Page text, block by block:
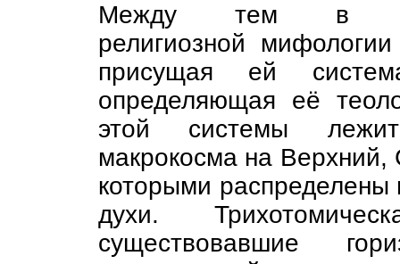
Между тем в
религиозной
присущая ей
определяющая её
этой системы лежит
макрокосма на
которыми
духи.
существовавшие